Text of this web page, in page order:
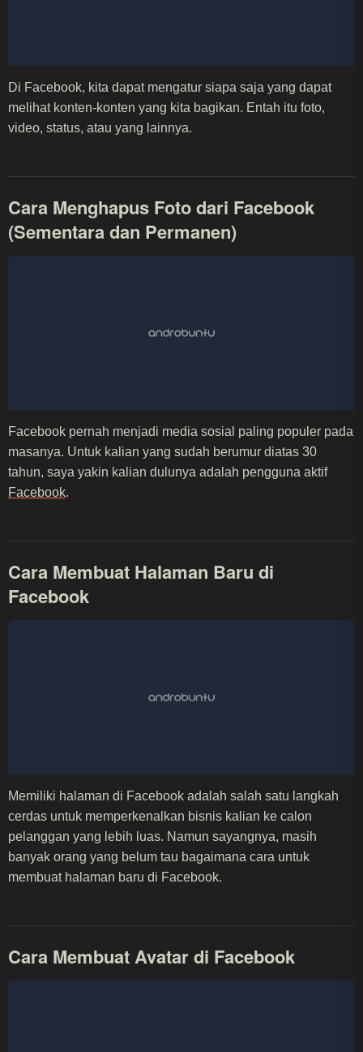
Di Facebook, kita dapat mengatur siapa saja yang dapat
melihat konten-konten yang kita bagikan. Entah itu foto,
video, status, atau yang lainnya.
Cara Menghapus Foto dari Facebook
(Sementara dan Permanen)
Facebook pernah menjadi media sosial paling populer pada
masanya. Untuk kalian yang sudah berumur diatas 30
tahun, saya yakin kalian dulunya adalah pengguna aktif
Facebook.
Cara Membuat Halaman Baru di
Facebook
Memiliki halaman di Facebook adalah salah satu langkah
cerdas untuk memperkenalkan bisnis kalian ke calon
pelanggan yang lebih luas. Namun sayangnya, masih
banyak orang yang belum tau bagaimana cara untuk
membuat halaman baru di Facebook.
Cara Membuat Avatar di Facebook